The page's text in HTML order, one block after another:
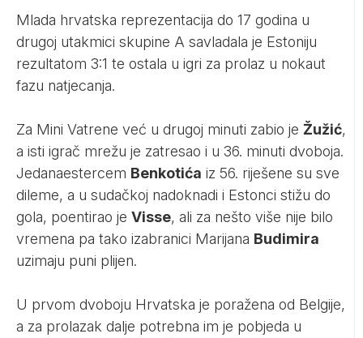
Mlada hrvatska reprezentacija do 17 godina u
drugoj utakmici skupine A savladala je Estoniju
rezultatom 3:1 te ostala u igri za prolaz u nokaut
fazu natjecanja.
Za Mini Vatrene već u drugoj minuti zabio je Žužić,
a isti igrač mrežu je zatresao i u 36. minuti dvoboja.
Jedanaestercem Benkotića iz 56. riješene su sve
dileme, a u sudačkoj nadoknadi i Estonci stižu do
gola, poentirao je Visse, ali za nešto više nije bilo
vremena pa tako izabranici Marijana Budimira
uzimaju puni plijen.
U prvom dvoboju Hrvatska je poražena od Belgije,
a za prolazak dalje potrebna im je pobjeda u